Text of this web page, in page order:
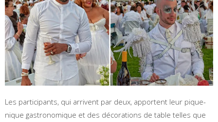
Les participants, qui arrivent par deux, apportent leur pique-
nique gastronomique et des décorations de table telles que